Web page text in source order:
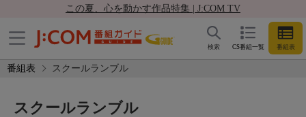
この夏、心を動かす作品特集 | J:COM TV
CS番組一覧 番組表
検索
番組表 スクールランブル
スクールランブル